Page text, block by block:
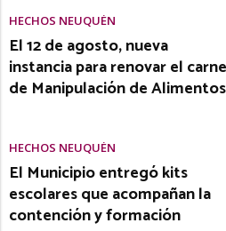
HECHOS NEUQUÉN
El 12 de agosto, nueva
instancia para renovar el
de Manipulación de Alimentos
HECHOS NEUQUÉN
El Municipio entregó kits
escolares que acompañan la
contención y formación